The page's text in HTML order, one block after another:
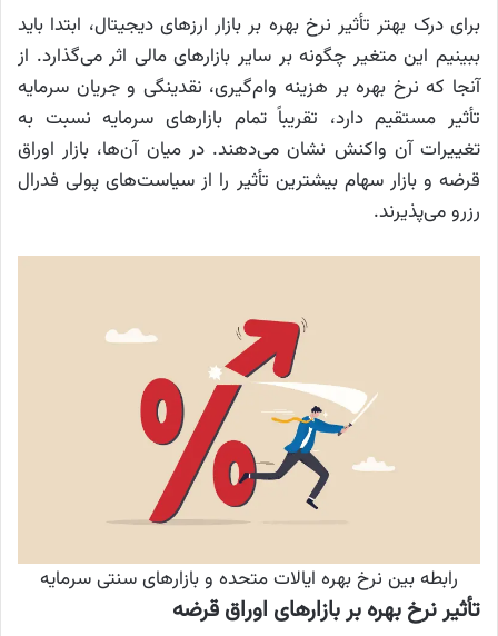
برای درک بهتر تأثیر نرخ بهره بر بازار ارزهای دیجیتال، ابتدا باید
ببینیم این متغیر چگونه بر سایر بازارهای مالی اثر می‌گذارد. از
آنجا که نرخ بهره بر هزینه وام‌گیری، نقدینگی و جریان سرمایه
تأثیر مستقیم دارد، تقریباً تمام بازارهای سرمایه نسبت به
تغییرات آن واکنش نشان می‌دهند. در میان آن‌ها، بازار اوراق
قرضه و بازار سهام بیشترین تأثیر را از سیاست‌های پولی فدرال
رزرو می‌پذیرند.
رابطه بین نرخ بهره ایالات متحده و بازارهای سنتی سرمایه
تأثیر نرخ بهره بر بازارهای اوراق قرضه